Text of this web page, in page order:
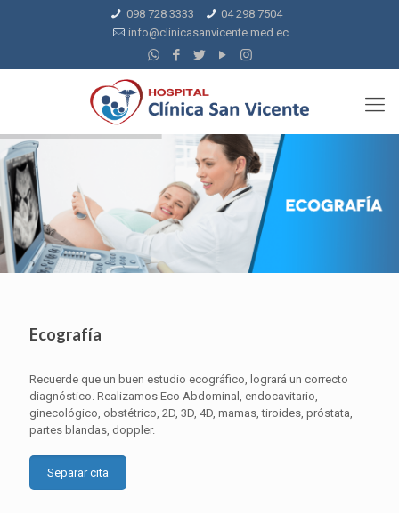
098 728 3333
04 298 7504
info@clinicasanvicente.med.ec
Ecografía
Recuerde que un buen estudio ecográfico, logrará un correcto
diagnóstico. Realizamos Eco Abdominal, endocavitario,
ginecológico, obstétrico, 2D, 3D, 4D, mamas, tiroides, próstata,
partes blandas, doppler.
Separar cita